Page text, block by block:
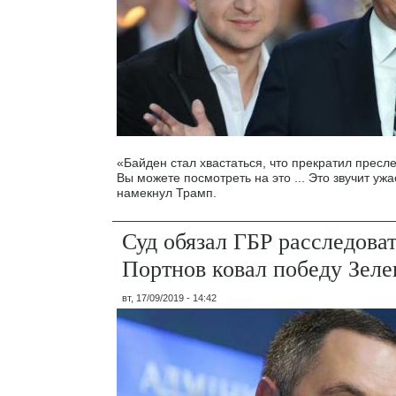
«Байден стал хвастаться, что прекратил
Вы можете посмотреть на это ... Это звучит
намекнул Трамп.
Суд обязал ГБР
Портнов ковал победу
вт, 17/09/2019 - 14:42